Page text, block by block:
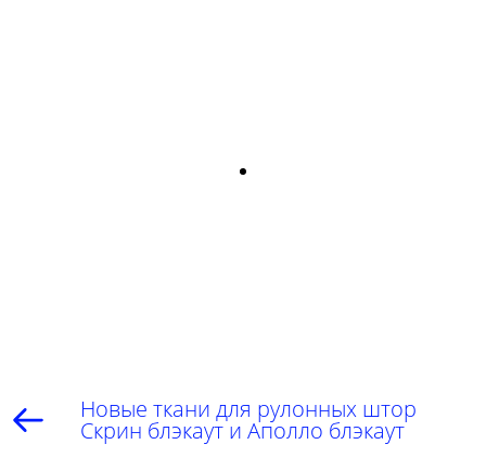
Новые ткани для рулонных штор
Скрин блэкаут и Аполло блэкаут